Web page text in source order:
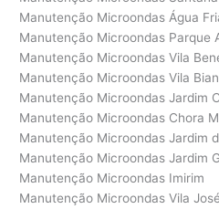
Manutenção Microondas Água
Manutenção Microondas Parque
Manutenção Microondas Vila
Manutenção Microondas Vila
Manutenção Microondas Jardim
Manutenção Microondas Chora
Manutenção Microondas Jardim
Manutenção Microondas Jardim
Manutenção Microondas Imirim
Manutenção Microondas Vila